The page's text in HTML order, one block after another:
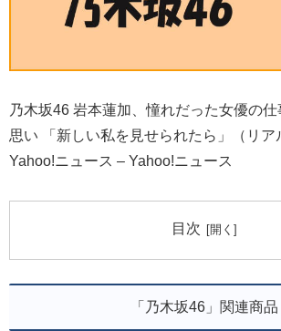
乃木坂46 岩本蓮加、憧れだった女優の
思い 「新しい私を見せられたら」（リア
Yahoo!ニュース – Yahoo!ニュース
目次
「乃木坂46」関連商品